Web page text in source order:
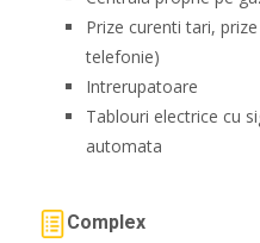
Prize curenti tari,
telefonie)
Intrerupatoare
Tablouri electrice cu
automata
Complex